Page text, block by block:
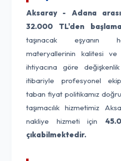
Aksaray - Adana
32.000 TL'den
taşınacak eşyanın
materyallerinin kalitesi ve
ihtiyacına göre
itibariyle profesyonel
taban fiyat politikamız
taşımacılık hizmetimiz
nakliye hizmeti için
çıkabilmektedir.